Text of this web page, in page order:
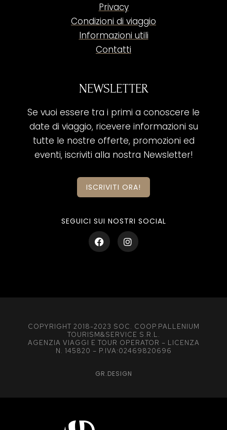
Privacy
Condizioni di viaggio
Informazioni utili
Contatti
NEWSLETTER
Se vuoi essere tra i primi a conoscere le
date di viaggio, ricevere informazioni su
tutte le nostre offerte, promozioni ed
eventi, iscriviti alla nostra Newsletter!
ISCRIVITI ORA!
SEGUICI SUI NOSTRI SOCIAL
COPYRIGHT 2018-2023 SOC. COOP.PALLENIUM
TOURISM&SERVICE S.R.L.
AGENZIA VIAGGI E TOUR OPERATOR – LICENZA
N. 145820 – P.IVA:02469820696
GR.DESIGN